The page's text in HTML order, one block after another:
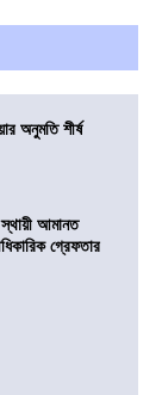
অনুমতি শীর্ষ
আমানত
গ্রেফতার